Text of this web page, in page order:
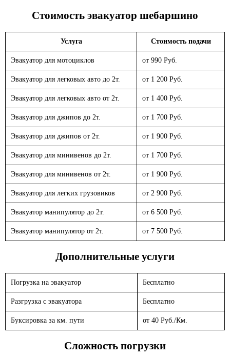
Стоимость эвакуатор шебаршино
Услуга Стоимость подачи
Эвакуатор для мотоциклов от 990 Руб.
Эвакуатор для легковых авто до 2т. от 1 200 Руб.
Эвакуатор для легковых авто от 2т. от 1 400 Руб.
Эвакуатор для джипов до 2т. от 1 700 Руб.
Эвакуатор для джипов от 2т. от 1 900 Руб.
Эвакуатор для минивенов до 2т. от 1 700 Руб.
Эвакуатор для минивенов от 2т. от 1 900 Руб.
Эвакуатор для легких грузовиков от 2 900 Руб.
Эвакуатор манипулятор до 2т. от 6 500 Руб.
Эвакуатор манипулятор от 2т. от 7 500 Руб.
Дополнительные услуги
Погрузка на эвакуатор Бесплатно
Разгрузка с эвакуатора Бесплатно
Буксировка за км. пути от 40 Руб./Км.
Сложность погрузки